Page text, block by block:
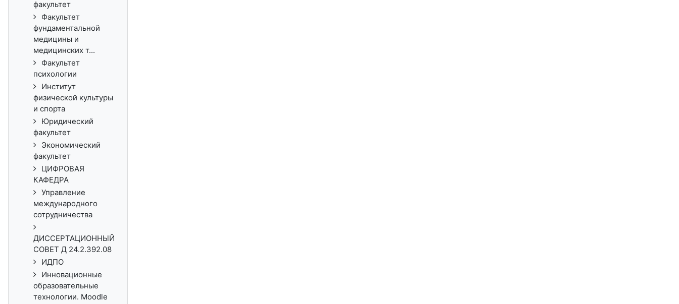
факультет
Факультет
фундаментальной
медицины и
медицинских т...
Факультет
психологии
Институт
физической культуры
и спорта
Юридический
факультет
Экономический
факультет
ЦИФРОВАЯ
КАФЕДРА
Управление
международного
сотрудничества
ДИССЕРТАЦИОННЫЙ
СОВЕТ Д 24.2.392.08
ИДПО
Инновационные
образовательные
технологии. Moodle